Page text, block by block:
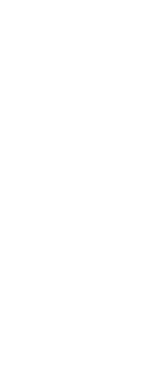
El magistrado
Parlamento
Acabó La Fiesta
presuntos
euros que
La hija de
El instructor le
Entonces,
electoral de